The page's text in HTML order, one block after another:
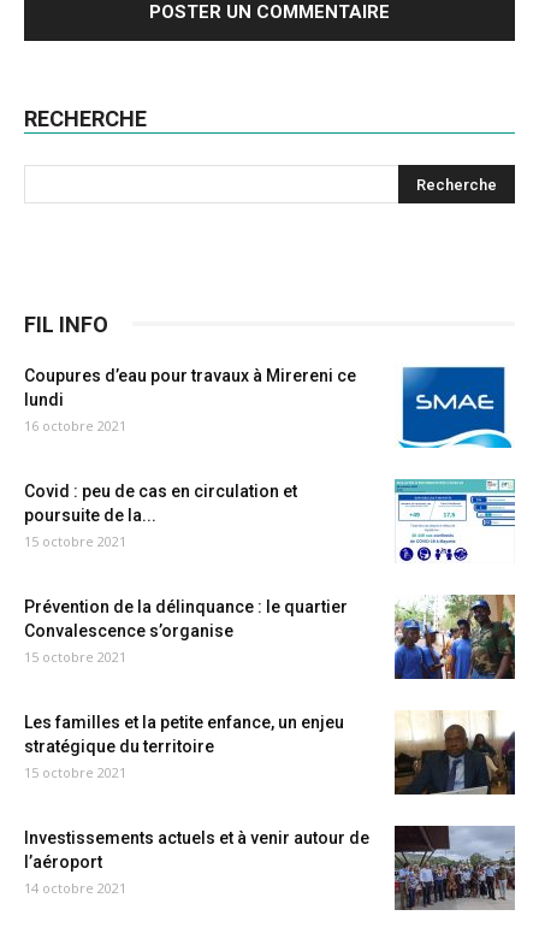
RECHERCHE
FIL INFO
Coupures d’eau pour travaux à Mirereni ce
lundi
16 octobre 2021
Covid : peu de cas en circulation et
poursuite de la...
15 octobre 2021
Prévention de la délinquance : le quartier
Convalescence s’organise
15 octobre 2021
Les familles et la petite enfance, un enjeu
stratégique du territoire
15 octobre 2021
Investissements actuels et à venir autour de
l’aéroport
14 octobre 2021